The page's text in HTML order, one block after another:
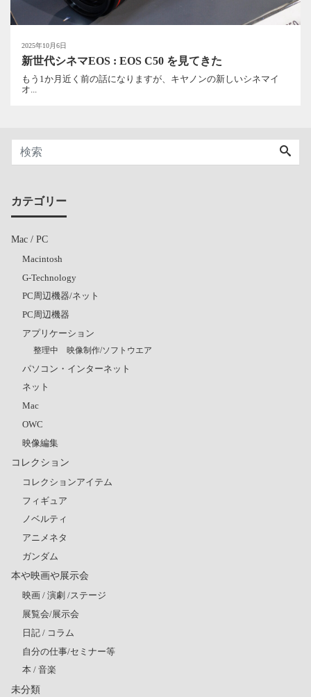
2025年10月6日
新世代シネマEOS : EOS C50 を見てきた
もう1か月近く前の話になりますが、キヤノンの新しいシネマイ
オ...
カテゴリー
Mac / PC
Macintosh
G-Technology
PC周辺機器/ネット
PC周辺機器
アプリケーション
整理中 映像制作/ソフトウエア
パソコン・インターネット
ネット
Mac
OWC
映像編集
コレクション
コレクションアイテム
フィギュア
ノベルティ
アニメネタ
ガンダム
本や映画や展示会
映画 / 演劇 /ステージ
展覧会/展示会
日記 / コラム
自分の仕事/セミナー等
本 / 音楽
未分類